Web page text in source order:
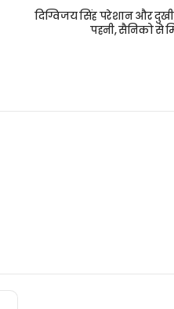
दिग्विजय सिंह परेशान और
पहनी, सैनिको से